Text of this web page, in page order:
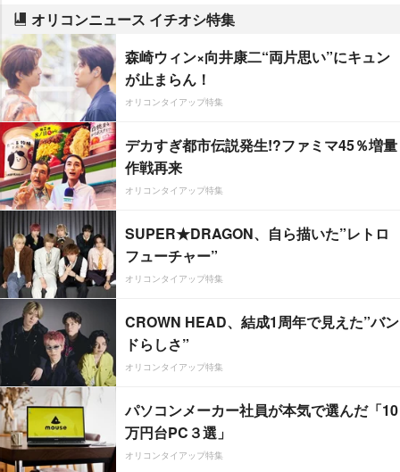
オリコンニュース イチオシ特集
森崎ウィン×向井康二“両片思い”にキュン
が止まらん！
オリコンタイアップ特集
デカすぎ都市伝説発生!?ファミマ45％増量
作戦再来
オリコンタイアップ特集
SUPER★DRAGON、自ら描いた”レトロ
フューチャー”
オリコンタイアップ特集
CROWN HEAD、結成1周年で見えた”バン
ドらしさ”
オリコンタイアップ特集
パソコンメーカー社員が本気で選んだ「10
万円台PC３選」
オリコンタイアップ特集